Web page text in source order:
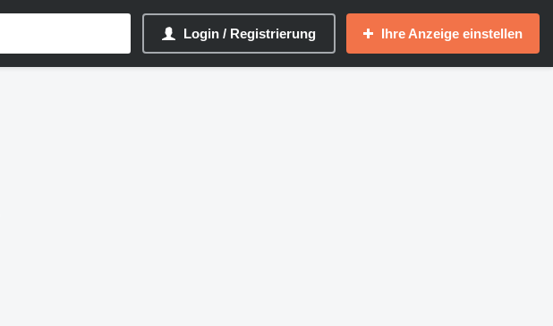
Login / Registrierung Ihre Anzeige einstellen